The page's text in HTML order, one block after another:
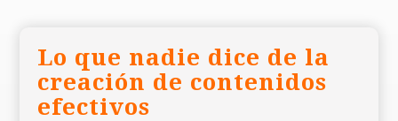
Lo que nadie dice de la
creación de contenidos
efectivos